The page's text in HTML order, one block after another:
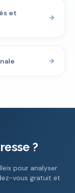
et
?
pour analyser
vous gratuit et